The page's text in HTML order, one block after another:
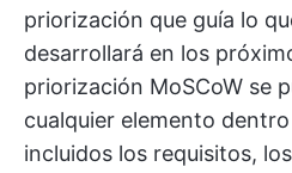
priorización que guía lo
desarrollará en los
priorización MoSCoW se
cualquier elemento
incluidos los requisitos,